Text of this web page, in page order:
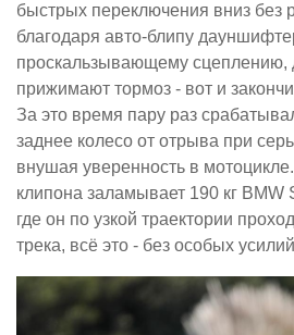
быстрых переключения вниз без
благодаря авто-блипу
проскальзывающему сцеплению,
прижимают тормоз - вот и
За это время пару раз
заднее колесо от отрыва при
внушая уверенность в
клипона заламывает 190 кг BMW
где он по узкой траектории
трека, всё это - без особых